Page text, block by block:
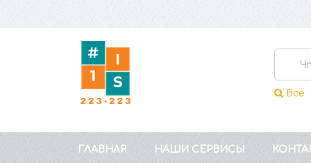
Все
ГЛАВНАЯ НАШИ СЕРВИСЫ